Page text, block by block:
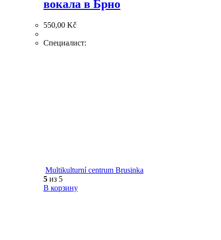
вокала в Брно
550,00 Kč
Специалист:
Multikulturní centrum Brusinka
5 из 5
В корзину